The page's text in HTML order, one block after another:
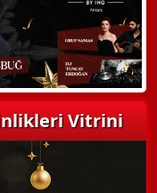
Vitrini